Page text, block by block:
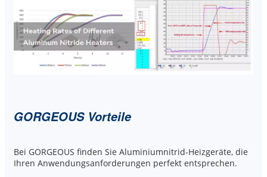
GORGEOUS Vorteile
Bei GORGEOUS finden Sie Aluminiumnitrid-Heizgeräte, die
Ihren Anwendungsanforderungen perfekt entsprechen.